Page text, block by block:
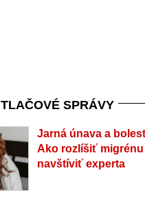
TLAČOVÉ SPRÁVY
Jarná únava a
Ako rozlíšiť migrénu
navštíviť experta